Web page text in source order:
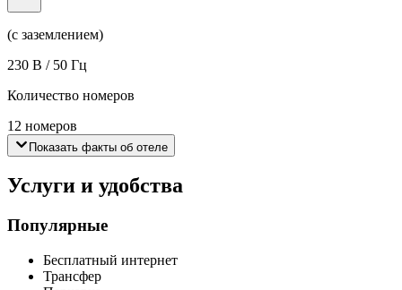
(с заземлением)
230 В / 50 Гц
Количество номеров
12 номеров
Показать факты об отеле
Услуги и удобства
Популярные
Бесплатный интернет
Трансфер